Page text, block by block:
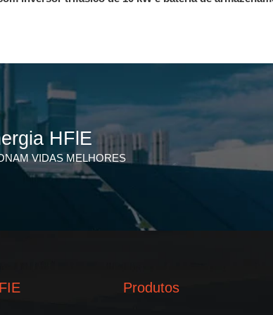
HFlE
VIDAS MELHORES
Produtos